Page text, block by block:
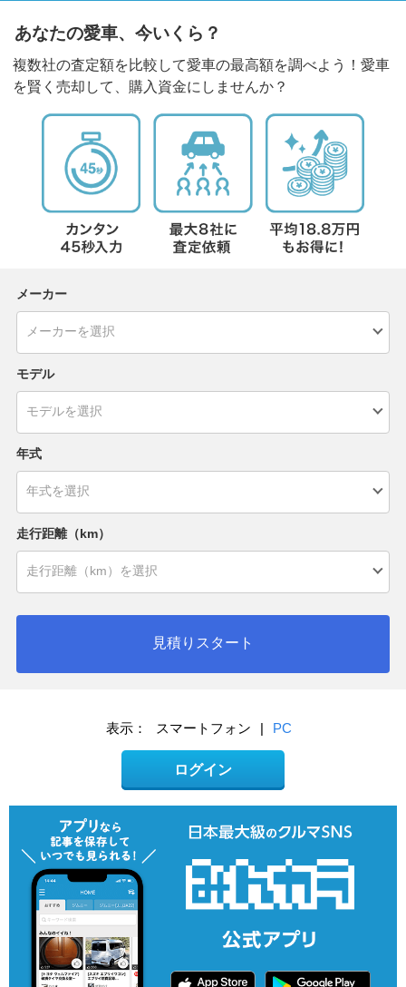
あなたの愛車、今いくら？
複数社の査定額を比較して愛車の最高額を調べよう！愛車
を賢く売却して、購入資金にしませんか？
メーカー
モデル
年式
走行距離（km）
見積りスタート
表示： スマートフォン | PC
ログイン